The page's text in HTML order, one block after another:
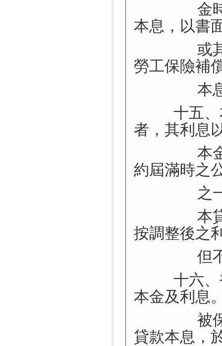
金
本息，以書
或
勞工保險補
本
十五
者，其利息
本
約屆滿時之
之
本
按調整後之
但
十六
本金及利息
被
貸款本息，